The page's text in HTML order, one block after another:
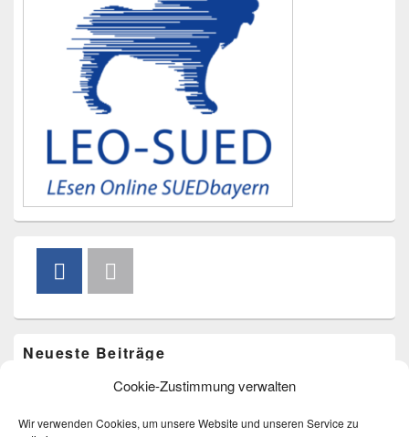
Cookie-Zustimmung verwalten
Wir verwenden Cookies, um unsere Website und unseren Service zu
Neueste Beiträge
Vorlesen im Freibad am 20. August um 15.00 Uhr
Bücherkarussell am 9. Mai